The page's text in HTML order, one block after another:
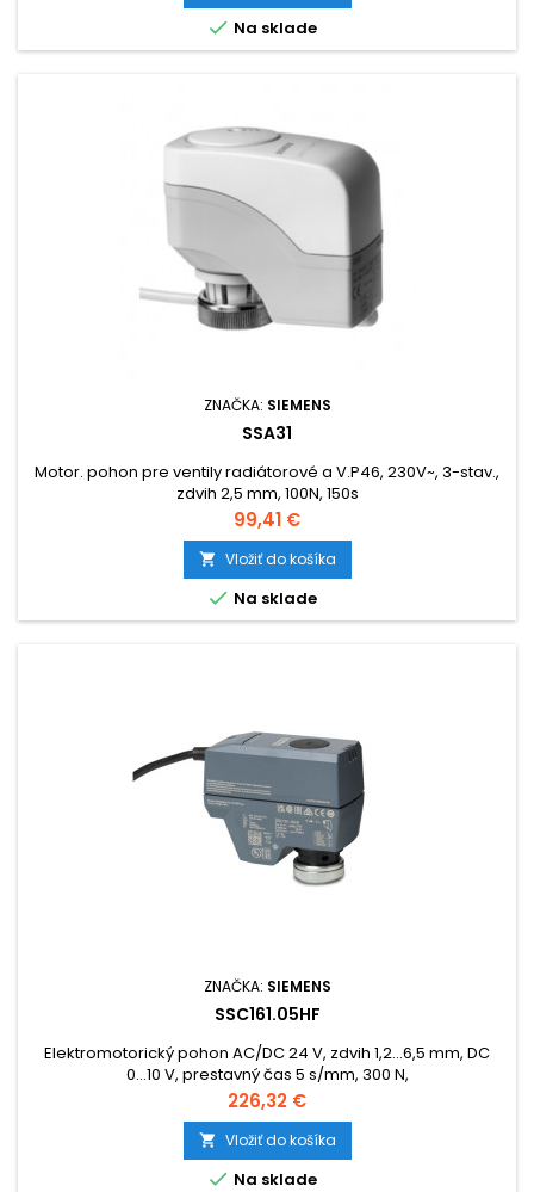
 Na sklade
ZNAČKA: SIEMENS
SSA31
Motor. pohon pre ventily radiátorové a V.P46, 230V~, 3-stav.,
zdvih 2,5 mm, 100N, 150s
Cena
99,41 €
 Vložiť do košíka
 Na sklade
ZNAČKA: SIEMENS
SSC161.05HF
Elektromotorický pohon AC/DC 24 V, zdvih 1,2...6,5 mm, DC
0...10 V, prestavný čas 5 s/mm, 300 N,
Cena
226,32 €
 Vložiť do košíka
 Na sklade